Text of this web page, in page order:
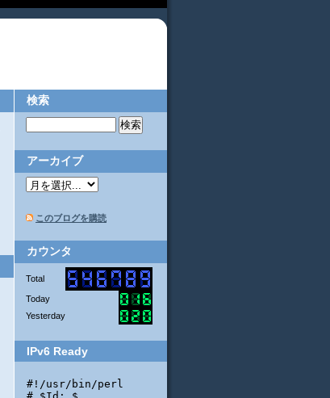
検索
アーカイブ
このブログを購読
カウンタ
Total
Today
Yesterday
IPv6 Ready